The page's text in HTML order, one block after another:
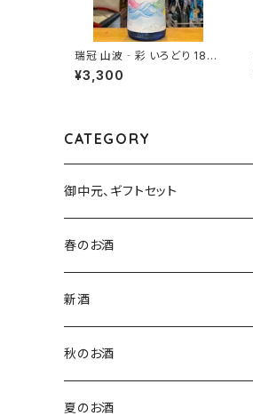
瑞冠 山波‐彩 いろどり 180
0ml１本（山岡酒造・広島県三
次市甲奴町）
¥3,300
CATEGORY
御中元、ギフトセット
春のお酒
新酒
秋のお酒
夏のお酒